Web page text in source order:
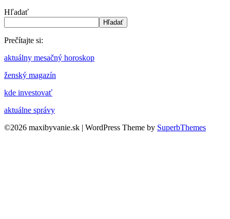
Hľadať
Hľadať
Prečítajte si:
aktuálny mesačný horoskop
ženský magazín
kde investovať
aktuálne správy
©2026 maxibyvanie.sk | WordPress Theme by SuperbThemes